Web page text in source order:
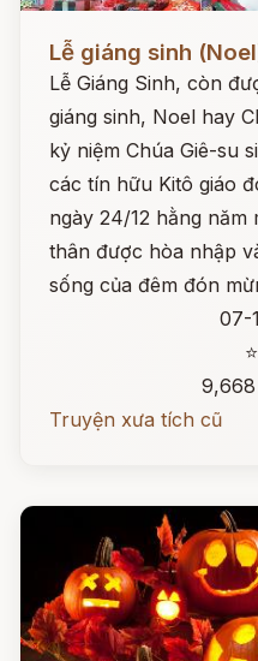
Đọc ngay
Lễ giáng sinh
Lễ Giáng Sinh, còn
giáng sinh, Noel hay
kỷ niệm Chúa Giê-su
các tín hữu Kitô giáo
ngày 24/12 hằng năm
thân được hòa nhập
sống của đêm đón
07-
Truyện xưa tích cũ